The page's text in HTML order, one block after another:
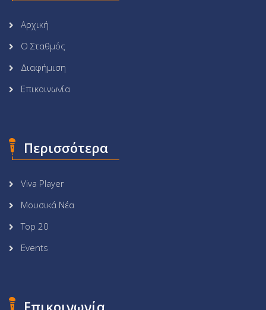
Αρχική
Ο Σταθμός
Διαφήμιση
Επικοινωνία
Περισσότερα
Viva Player
Μουσικά Νέα
Top 20
Events
Επικοινωνία